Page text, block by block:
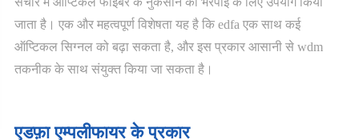
जाता है। एक और महत्वपूर्ण विशेषता यह है कि edfa एक साथ कई
ऑप्टिकल सिग्नल को बढ़ा सकता है, और इस प्रकार आसानी से wdm
तकनीक के साथ संयुक्त किया जा सकता है।
एडफ़ा एम्पलीफायर के प्रकार